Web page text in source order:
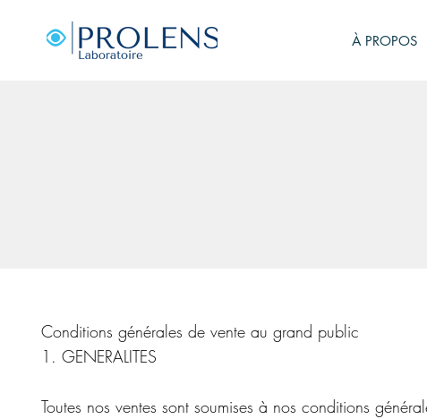
À PROPOS
Conditions générales de vente au grand public
1. GENERALITES
Toutes nos ventes sont soumises à nos conditions